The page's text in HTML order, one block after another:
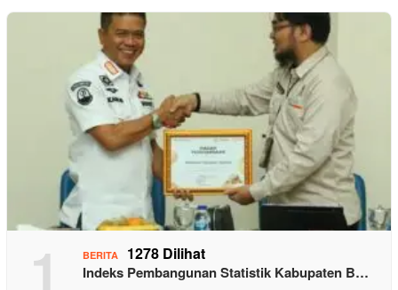
1 BERITA 1278 Dilihat
Indeks Pembangunan Statistik Kabupaten B…